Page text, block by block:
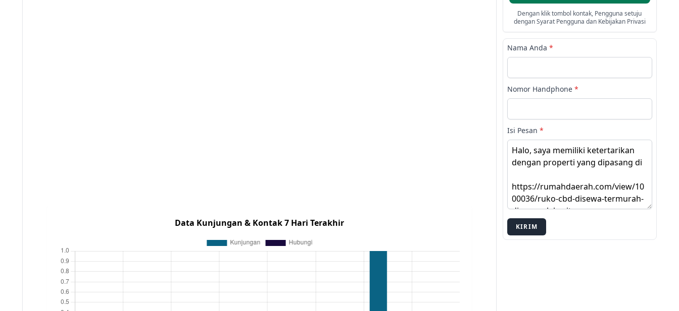
Data Kunjungan & Kontak 7 Hari Terakhir
Dengan klik tombol kontak, Pengguna setuju
dengan Syarat Pengguna dan Kebijakan Privasi
Nama Anda *
Nomor Handphone *
Isi Pesan *
KIRIM